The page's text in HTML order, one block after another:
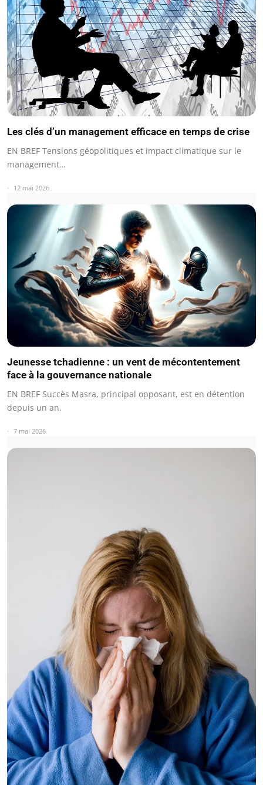
Les clés d’un management efficace en temps de crise
EN BREF Tensions géopolitiques et impact climatique sur le
management…
12 mai 2026
Jeunesse tchadienne : un vent de mécontentement
face à la gouvernance nationale
EN BREF Succès Masra, principal opposant, est en détention
depuis un an.
7 mai 2026